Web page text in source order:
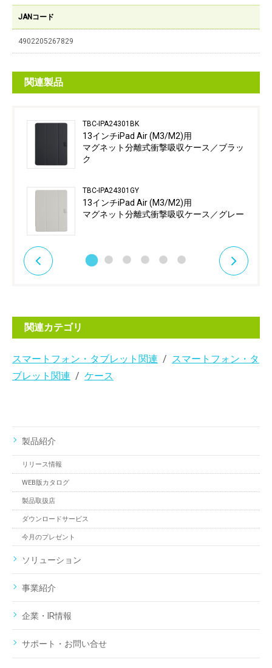
JANコード
4902205267829
関連製品
TBC-IPA24301BK
13インチiPad Air (M3/M2)用
マグネット分離式衝撃吸収ケース／ブラッ
ク
TBC-IPA24301GY
13インチiPad Air (M3/M2)用
マグネット分離式衝撃吸収ケース／グレー
関連カテゴリ
スマートフォン・タブレット関連
スマートフォン・タ
ブレット関連
ケース
製品紹介
リリース情報
WEB版カタログ
製品取扱店
ダウンロードサービス
今月のプレゼント
ソリューション
事業紹介
企業・IR情報
サポート・お問い合せ